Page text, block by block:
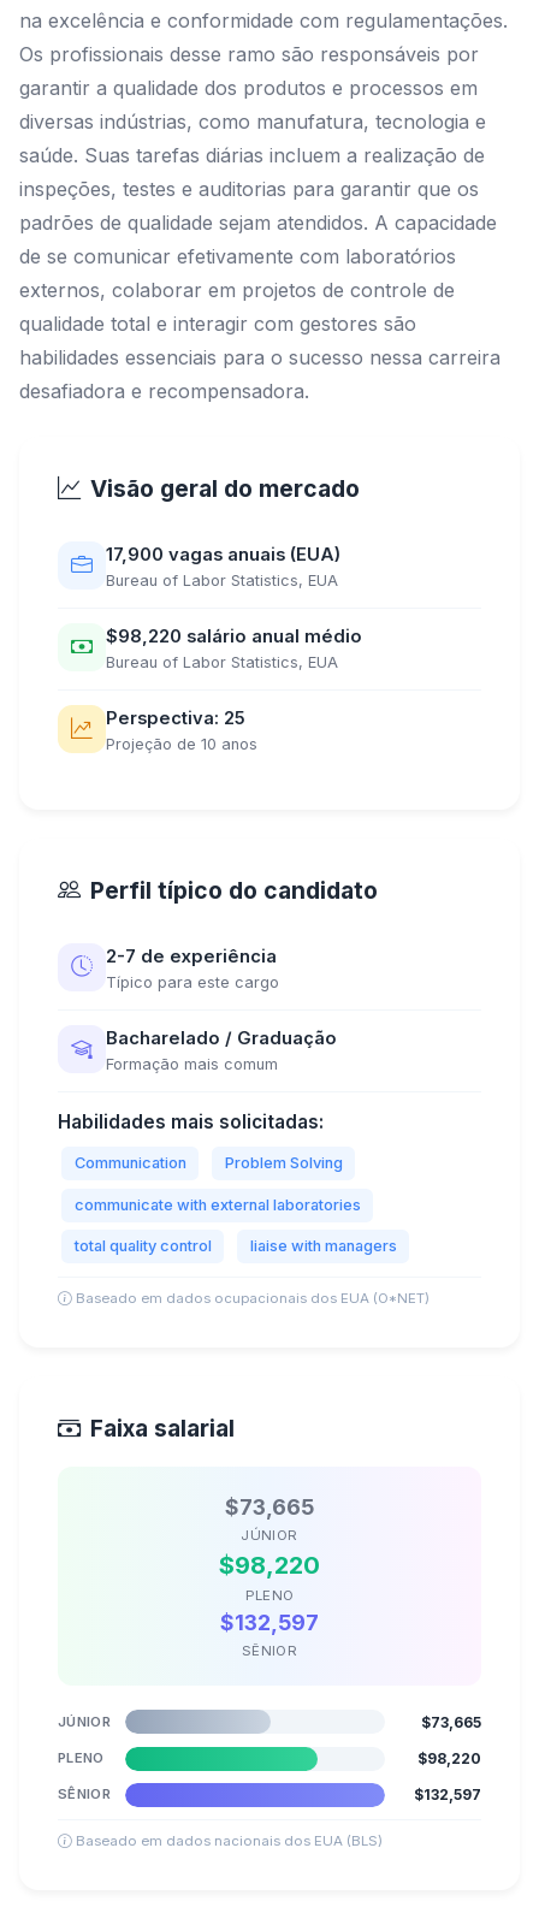
na excelência e conformidade com regulamentações.
Os profissionais desse ramo são responsáveis por
garantir a qualidade dos produtos e processos em
diversas indústrias, como manufatura, tecnologia e
saúde. Suas tarefas diárias incluem a realização de
inspeções, testes e auditorias para garantir que os
padrões de qualidade sejam atendidos. A capacidade
de se comunicar efetivamente com laboratórios
externos, colaborar em projetos de controle de
qualidade total e interagir com gestores são
habilidades essenciais para o sucesso nessa carreira
desafiadora e recompensadora.
Visão geral do mercado
17,900 vagas anuais (EUA)
Bureau of Labor Statistics, EUA
$98,220 salário anual médio
Bureau of Labor Statistics, EUA
Perspectiva: 25
Projeção de 10 anos
Perfil típico do candidato
2-7 de experiência
Típico para este cargo
Bacharelado / Graduação
Formação mais comum
Habilidades mais solicitadas:
Communication Problem Solving
communicate with external laboratories
total quality control liaise with managers
Baseado em dados ocupacionais dos EUA (O*NET)
Faixa salarial
$73,665
JÚNIOR
$98,220
PLENO
$132,597
SÊNIOR
JÚNIOR $73,665
PLENO $98,220
SÊNIOR $132,597
Baseado em dados nacionais dos EUA (BLS)